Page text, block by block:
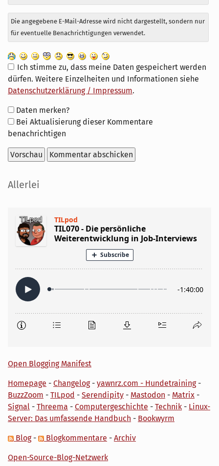
Die angegebene E-Mail-Adresse wird nicht dargestellt, sondern nur
für eventuelle Benachrichtigungen verwendet.
Ich stimme zu, dass meine Daten gespeichert werden
dürfen. Weitere Einzelheiten und Informationen siehe
Datenschutzerklärung / Impressum.
Formular-
Optionen
Daten merken?
Bei Aktualisierung dieser Kommentare
benachrichtigen
Seitenleiste
Allerlei
Open Blogging Manifest
Homepage - Changelog- yawnrz.com - Hundetraining-
BuzzZoom - TILpod - Serendipity - Mastodon - Matrix -
Signal - Threema - Computergeschichte - Technik - Linux-
Server: Das umfassende Handbuch - Bookwyrm
Blog- Blogkommentare - Archiv
Open-Source-Blog-Netzwerk